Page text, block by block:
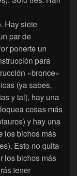
Hay siete
par de
ponerte un
para
«bronce»
(ya sabes,
y tal), hay una
cosas más
y hay una
los bichos más
Esto no quita
los bichos más
tener